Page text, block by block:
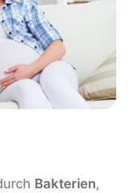
Bakterien,